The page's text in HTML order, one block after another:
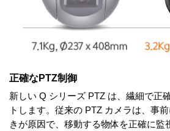
正確なPTZ制御
新しい Q シリーズ PTZ は、繊細で正
トします。従来の PTZ カメラは、事
きが原因で、移動する物体を正確に監